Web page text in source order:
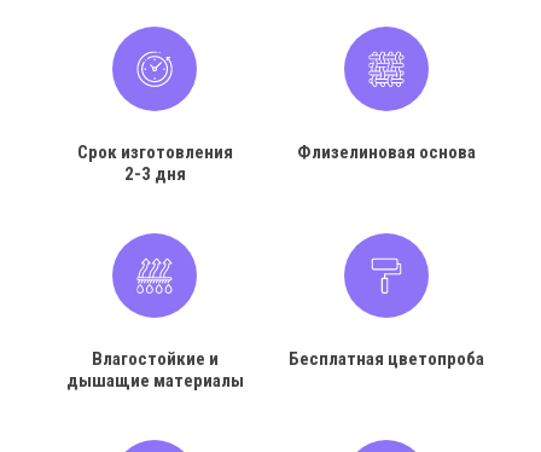
Срок изготовления
2-3 дня
Флизелиновая основа
Влагостойкие и
дышащие материалы
Бесплатная цветопроба